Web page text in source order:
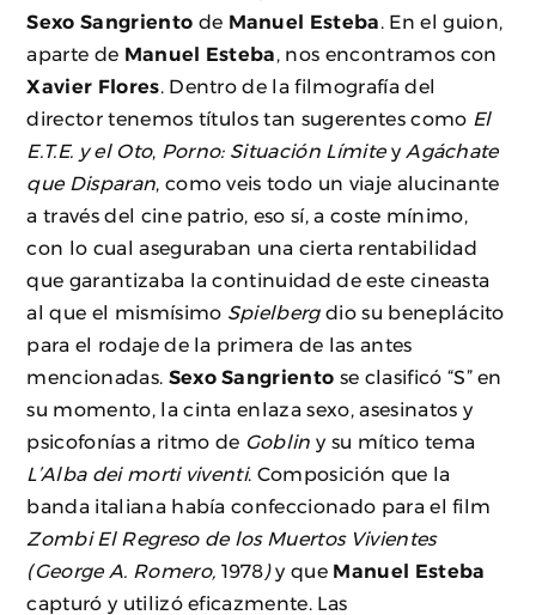
Sexo Sangriento de Manuel Esteba. En el guion,
aparte de Manuel Esteba, nos encontramos con
Xavier Flores. Dentro de la filmografía del
director tenemos títulos tan sugerentes como El
E.T.E. y el Oto, Porno: Situación Límitey Agáchate
que Disparan, como veis todo un viaje alucinante
a través del cine patrio, eso sí, a coste mínimo,
con lo cual aseguraban una cierta rentabilidad
que garantizaba la continuidad de este cineasta
al que el mismísimo Spielbergdio su beneplácito
para el rodaje de la primera de las antes
mencionadas. Sexo Sangriento se clasificó “S” en
su momento, la cinta enlaza sexo, asesinatos y
psicofonías a ritmo de Goblin y su mítico tema
L’Alba dei morti viventi. Composición que la
banda italiana había confeccionado para el film
Zombi El Regreso de los Muertos Vivientes
(George A. Romero, 1978)y que Manuel Esteba
capturó y utilizó eficazmente. Las